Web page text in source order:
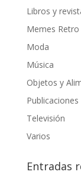
Libros y
Memes Retro
Moda
Música
Objetos y
Publicaciones
Televisión
Varios
Entradas